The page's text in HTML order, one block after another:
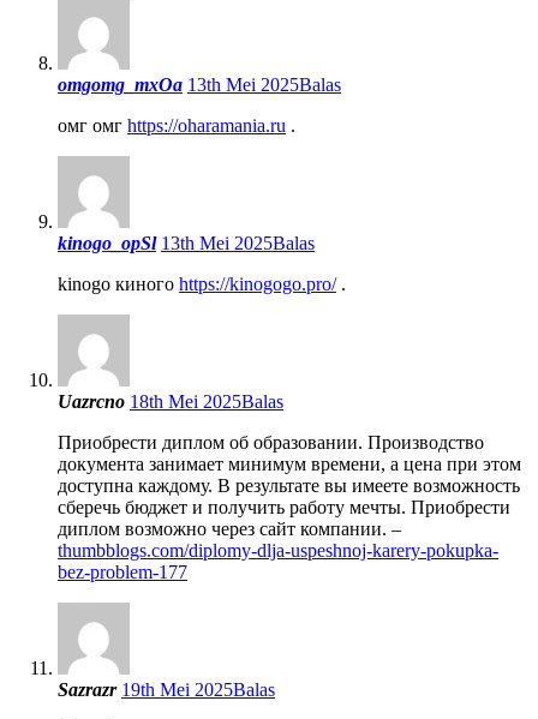
omgomg_mxOa 13th Mei 2025Balas
омг омг https://oharamania.ru .
kinogo_opSl 13th Mei 2025Balas
kinogo киного https://kinogogo.pro/.
Uazrcno 18th Mei 2025Balas
Приобрести диплом об образовании. Производство
документа занимает минимум времени, а цена при этом
доступна каждому. В результате вы имеете возможность
сберечь бюджет и получить работу мечты. Приобрести
диплом возможно через сайт компании. –
thumbblogs.com/diplomy-dlja-uspeshnoj-karery-pokupka-
bez-problem-177
Sazrazr 19th Mei 2025Balas